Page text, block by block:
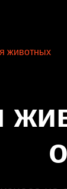
животных